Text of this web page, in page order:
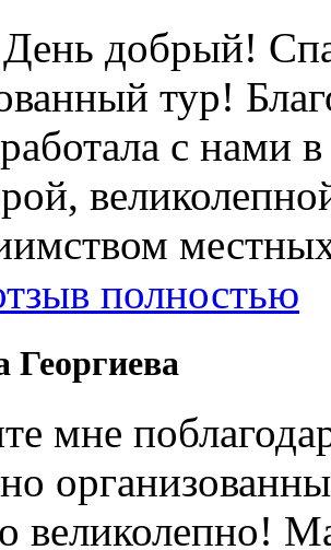
День добрый!
тур!
с нами
полностью
мне
великолепно!